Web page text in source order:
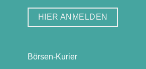
HIER ANMELDEN
Börsen-Kurier